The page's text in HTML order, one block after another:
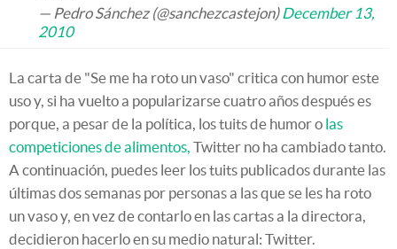
— Pedro Sánchez (@sanchezcastejon) December 13,
2010
La carta de "Se me ha roto un vaso" critica con humor este
uso y, si ha vuelto a popularizarse cuatro años después es
porque, a pesar de la política, los tuits de humor o las
competiciones de alimentos, Twitter no ha cambiado tanto.
A continuación, puedes leer los tuits publicados durante las
últimas dos semanas por personas a las que se les ha roto
un vaso y, en vez de contarlo en las cartas a la directora,
decidieron hacerlo en su medio natural: Twitter.